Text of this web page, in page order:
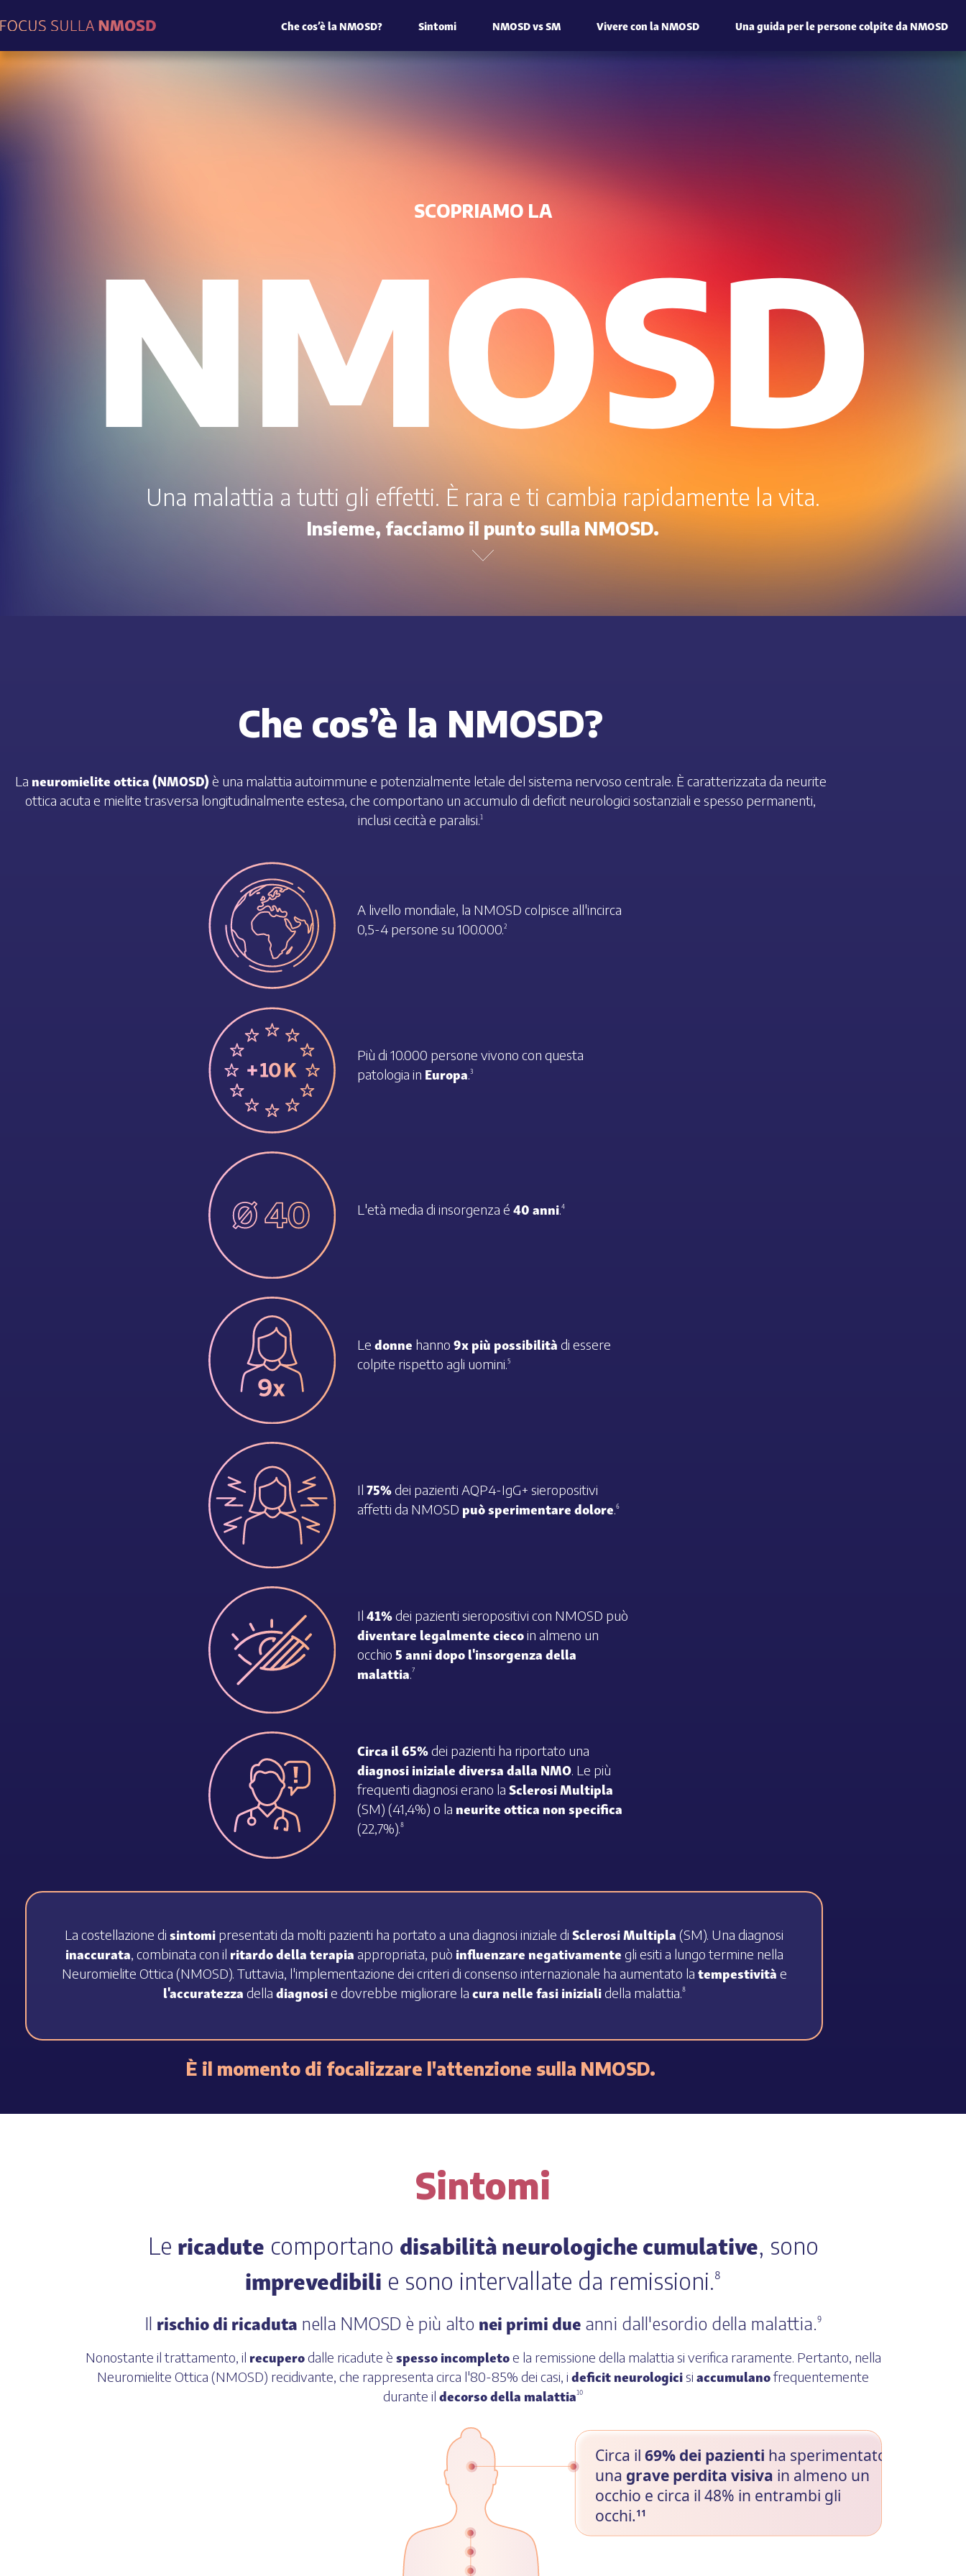
Che cos’è la NMOSD? Sintomi NMOSD vs SM Vivere con la NMOSD Una guida per le persone colpite da NMOSD
SCOPRIAMO LA
NMOSD
Una malattia a tutti gli effetti. È rara e ti cambia rapidamente la vita.
Insieme, facciamo il punto sulla NMOSD.
Che cos’è la NMOSD?
La neuromielite ottica (NMOSD)è una malattia autoimmune e potenzialmente letale del sistema nervoso centrale. È caratterizzata da neurite
ottica acuta e mielite trasversa longitudinalmente estesa, che comportano un accumulo di deficit neurologici sostanziali e spesso permanenti,
inclusi cecità e paralisi.1
A livello mondiale, la NMOSD colpisce all'incirca
0,5-4 persone su 100.000.2
Più di 10.000 persone vivono con questa
patologia in Europa.3
L'età media di insorgenza é 40 anni.4
Le donne hanno 9x più possibilità di essere
colpite rispetto agli uomini.5
Il 75%dei pazienti AQP4-IgG+ sieropositivi
affetti da NMOSD può sperimentare dolore.6
Il 41%dei pazienti sieropositivi con NMOSD può
diventare legalmente ciecoin almeno un
occhio 5 anni dopo l'insorgenza della
malattia.7
Circa il 65%dei pazienti ha riportato una
diagnosi iniziale diversa dalla NMO. Le più
frequenti diagnosi erano la Sclerosi Multipla
(SM) (41,4%) o la neurite ottica non specifica
(22,7%).8
La costellazione di sintomi presentati da molti pazienti ha portato a una diagnosi iniziale di Sclerosi Multipla (SM). Una diagnosi
inaccurata , combinata con il ritardo della terapia appropriata, può influenzare negativamente gli esiti a lungo termine nella
Neuromielite Ottica (NMOSD). Tuttavia, l'implementazione dei criteri di consenso internazionale ha aumentato la tempestività e
l'accuratezza della diagnosie dovrebbe migliorare la cura nelle fasi inizialidella malattia. 8
È il momento di focalizzare l'attenzione sulla NMOSD.
Sintomi
Le ricadute comportano disabilità neurologiche cumulative, sono
imprevedibili e sono intervallate da remissioni.8
Il rischio di ricaduta nella NMOSD è più alto nei primi dueanni dall'esordio della malattia. 9
Nonostante il trattamento, il recuperodalle ricadute è spesso incompletoe la remissione della malattia si verifica raramente. Pertanto, nella
Neuromielite Ottica (NMOSD) recidivante, che rappresenta circa l'80-85% dei casi, i deficit neurologici si accumulanofrequentemente
durante il decorso della malattia10